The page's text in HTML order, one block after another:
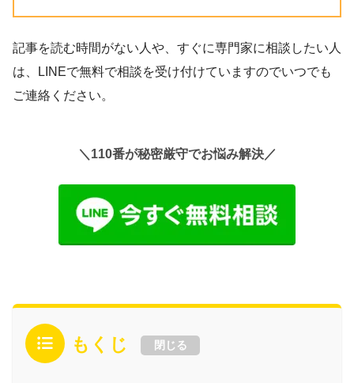
記事を読む時間がない人や、すぐに専門家に相談したい人
は、LINEで無料で相談を受け付けていますのでいつでも
ご連絡ください。
＼110番が秘密厳守でお悩み解決／
もくじ 閉じる